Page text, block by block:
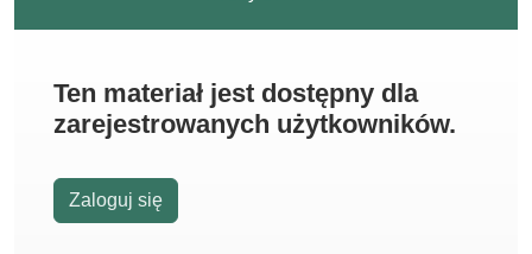
Ten materiał jest dostępny dla
zarejestrowanych użytkowników.
Zaloguj się